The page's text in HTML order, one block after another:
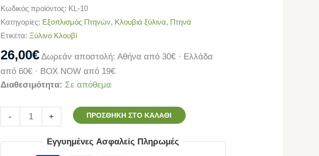
Κωδικός προϊόντος: KL-10
Κατηγορίες: Εξοπλισμός Πτηνών, Κλουβιά ξύλινα, Πτηνά
Ετικέτα: Ξύλινο Κλουβί
26,00€ Δωρεάν αποστολή: Αθήνα από 30€ · Ελλάδα
από 60€ · BOX NOW από 19€
Διαθεσιμότητα: Σε απόθεμα
- + ΠΡΟΣΘΉΚΗ ΣΤΟ ΚΑΛΆΘΙ
Εγγυημένες Ασφαλείς Πληρωμές